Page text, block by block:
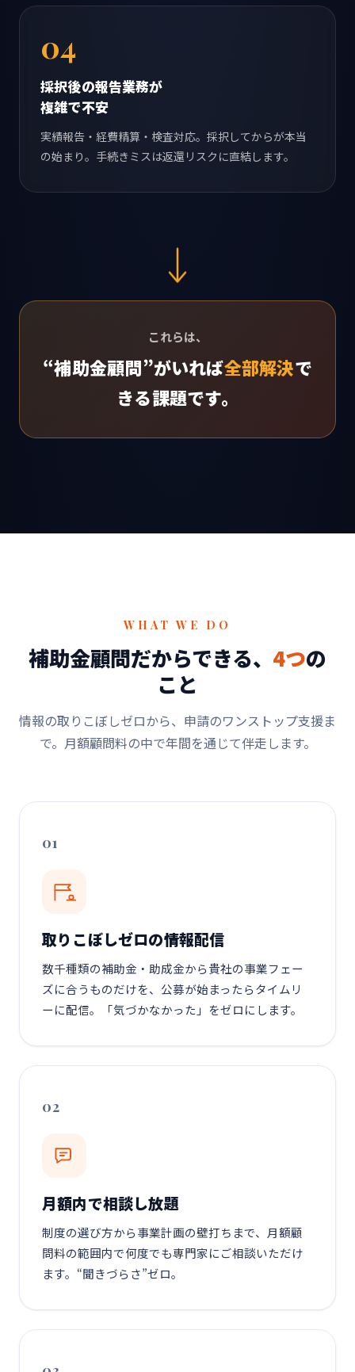
04
採択後の報告業務が
複雑で不安
実績報告・経費精算・検査対応。採択してからが本当
の始まり。手続きミスは返還リスクに直結します。
これらは、
“補助金顧問”がいれば全部解決で
きる課題です。
WHAT WE DO
補助金顧問だからできる、 4つの
こと
情報の取りこぼしゼロから、申請のワンストップ支援ま
で。月額顧問料の中で年間を通じて伴走します。
01
取りこぼしゼロの情報配信
数千種類の補助金・助成金から貴社の事業フェー
ズに合うものだけを、公募が始まったらタイムリ
ーに配信。「気づかなかった」をゼロにします。
02
月額内で相談し放題
制度の選び方から事業計画の壁打ちまで、月額顧
問料の範囲内で何度でも専門家にご相談いただけ
ます。“聞きづらさ”ゼロ。